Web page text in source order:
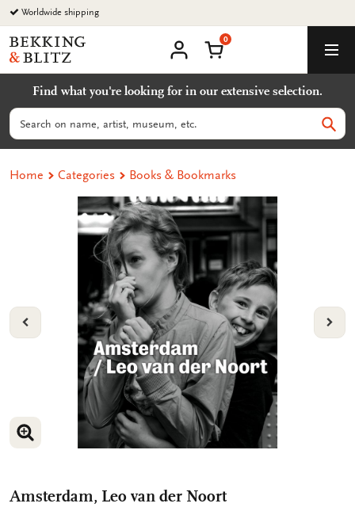
Go
to
content
Worldwide shipping
Bekking
&
Uitgevers
B.V.
account
Shopping Cart
0
Find what you're looking for in our extensive selection.
Search
Home Categories Books & Bookmarks
VORIGE
ENLARGE IMAGE
ENLARGE IMAGE
Amsterdam, Leo van der Noort